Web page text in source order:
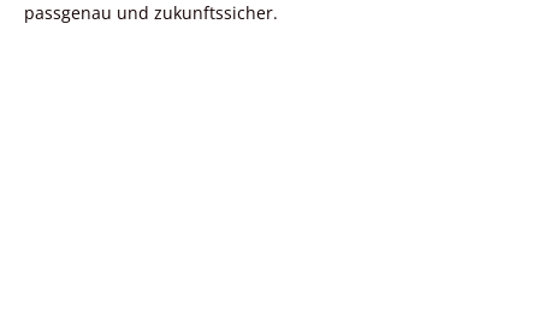
passgenau und zukunftssicher.